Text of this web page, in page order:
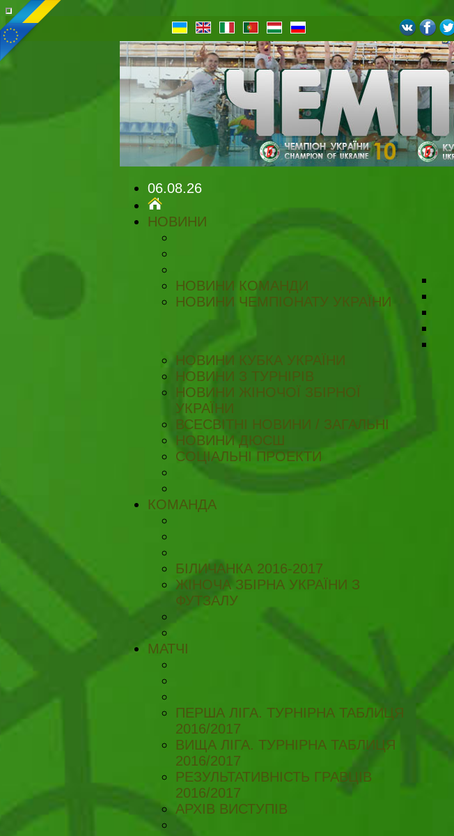
06.08.26
НОВИНИ
НОВИНИ КОМАНДИ
НОВИНИ ЧЕМПІОНАТУ УКРАЇНИ
НОВИНИ КУБКА УКРАЇНИ
НОВИНИ З ТУРНІРІВ
НОВИНИ ЖІНОЧОЇ ЗБІРНОЇ
УКРАЇНИ
ВСЕСВІТНІ НОВИНИ / ЗАГАЛЬНІ
НОВИНИ ДЮСШ
СОЦІАЛЬНІ ПРОЕКТИ
КОМАНДА
БІЛИЧАНКА 2016-2017
ЖІНОЧА ЗБІРНА УКРАЇНИ З
ФУТЗАЛУ
МАТЧІ
ПЕРША ЛІГА. ТУРНІРНА ТАБЛИЦЯ
2016/2017
ВИЩА ЛІГА. ТУРНІРНА ТАБЛИЦЯ
2016/2017
РЕЗУЛЬТАТИВНІСТЬ ГРАВЦІВ
2016/2017
АРХІВ ВИСТУПІВ